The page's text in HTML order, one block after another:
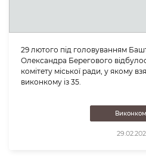
29 лютого під головуванням
Олександра Берегового
комітету міської ради, у якому
виконкому із 35.
Виконком